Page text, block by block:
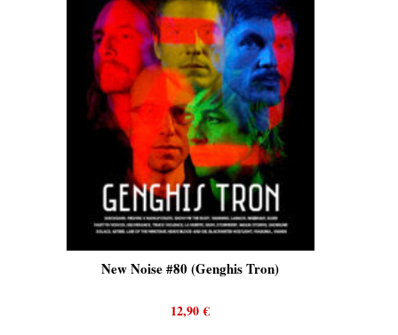
New Noise #80 (Genghis Tron)
12,90€